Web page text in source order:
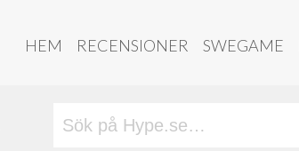
HEM RECENSIONER SWEGAME